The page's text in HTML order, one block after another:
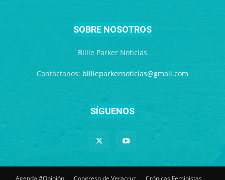
SOBRE NOSOTROS
Billie Parker Noticias
Contáctanos: billieparkernoticias@gmail.com
SÍGUENOS
Agenda #Opinión Congreso de Veracruz Crónicas Feministas